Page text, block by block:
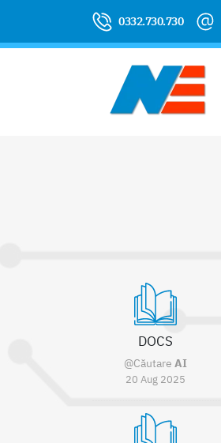
0332.730.730
DOCS
@Căutare AI
20 Aug 2025